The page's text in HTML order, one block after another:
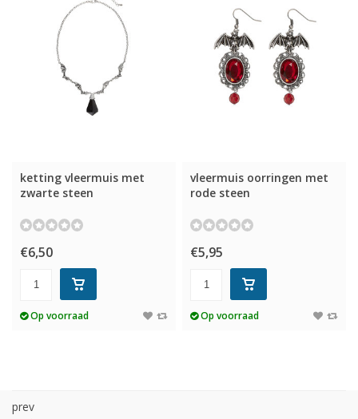
ketting vleermuis met
zwarte steen
€6,50
Op voorraad
vleermuis oorringen met
rode steen
€5,95
Op voorraad
prev